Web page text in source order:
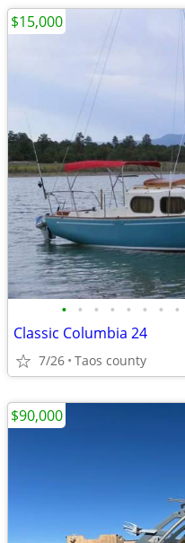
• • • • • • • •
Classic Columbia 24
7/26 Taos county
$15,000
$90,000